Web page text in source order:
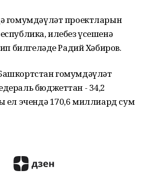
гомумдәүләт проектларын
илебез үсешенә
билгеләде Радий Хәбиров.
гомумдәүләт
бюджеттан - 34,2
ел эчендә 170,6 миллиард сум